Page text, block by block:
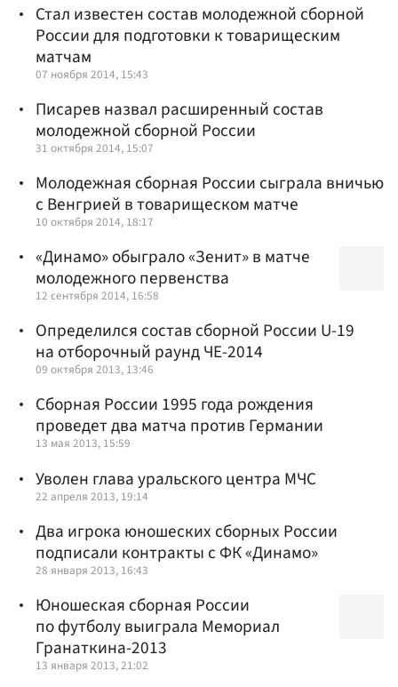
Стал известен состав молодежной сборной
России для подготовки к товарищеским
матчам
07 ноября 2014, 15:43
Писарев назвал расширенный состав
молодежной сборной России
31 октября 2014, 15:07
Молодежная сборная России сыграла вничью
с Венгрией в товарищеском матче
10 октября 2014, 18:17
«Динамо» обыграло «Зенит» в матче
молодежного первенства
12 сентября 2014, 16:58
Определился состав сборной России U-19
на отборочный раунд ЧЕ-2014
09 октября 2013, 13:46
Сборная России 1995 года рождения
проведет два матча против Германии
13 мая 2013, 15:59
Уволен глава уральского центра МЧС
22 апреля 2013, 19:14
Два игрока юношеских сборных России
подписали контракты с ФК «Динамо»
28 января 2013, 16:43
Юношеская сборная России
по футболу выиграла Мемориал
Гранаткина-2013
13 января 2013, 21:02